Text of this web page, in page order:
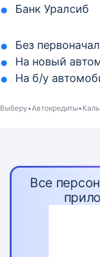
Банк Уралсиб
Без
На новый
На б/у
Выберу Автокредиты
Все